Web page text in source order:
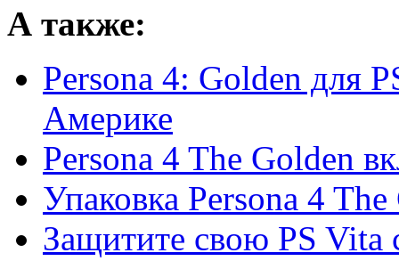
А также:
Persona 4: Golden для
Америке
Persona 4 The Golden
Упаковка Persona 4
Защитите свою PS Vita